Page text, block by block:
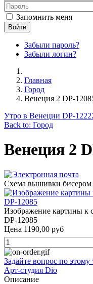
Запомнить меня
Войти
Забыли пароль?
Забыли логин?
Главная
Город
Венеция 2 DP-
Утро в Венеции DP-
Back to: Город
Венеция 2
Схема вышивки бисером
Изображение картины к
DP-12085
Цена 1190,00 руб
Задайте вопрос по этому
Арт-студия Dio
Описание